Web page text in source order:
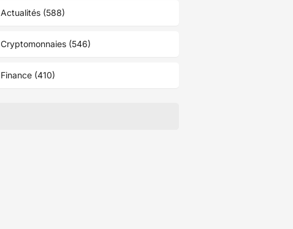
Actualités (588)
Cryptomonnaies (546)
Finance (410)